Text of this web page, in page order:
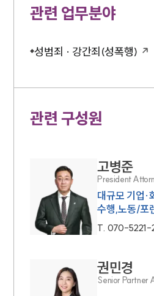
관련 업무분야
성범죄 · 강간죄(성폭행)
관련 구성원
고병준
President
대규모 기업·
수행,노동/포
T. 070-5221-
권민경
Senior Partner